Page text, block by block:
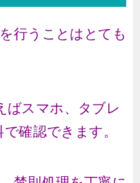
行うことはとても
ばスマホ、タブレ
確認できます。